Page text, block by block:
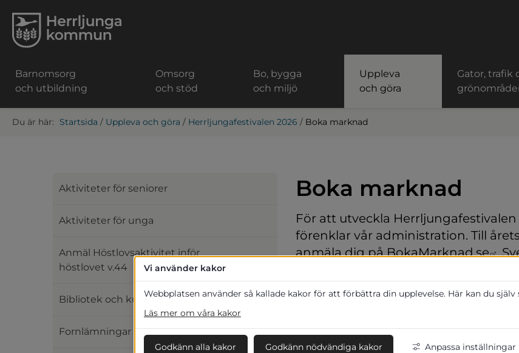
Barnomsorg
och utbildning
Omsorg
och stöd
Bo, bygga
och miljö
Uppleva
och göra
Gator, trafik
Startsida / Uppleva och göra / Herrljungafestivalen 2026 / Boka marknad
Aktiviteter för seniorer
Aktiviteter för unga
Anmäl Höstlovsaktivitet inför
höstlovet v.44
Bibliotek och kultur
Fornlämningar och hembygd
Boka marknad
För att utveckla
förenklar vår administration. Till
anmäla dig på BokaMarknad.se ,
Det innebär att i år kommer bekräftelser och
OBS! Var noga med att ange er
Du som redan har ett konto
Vi använder kakor
Webbplatsen använder så kallade kakor för att förbättra din upplevelse. Här kan du
Läs mer om våra kakor
Godkänn alla kakor Godkänn nödvändiga kakor Anpassa inställningar